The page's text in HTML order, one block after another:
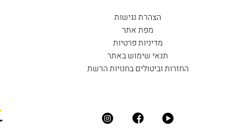
הצהרת נגישות
מפת אתר
מדיניות פרטיות
תנאי שימוש באתר
החזרות וביטולים בחנויות הרשת